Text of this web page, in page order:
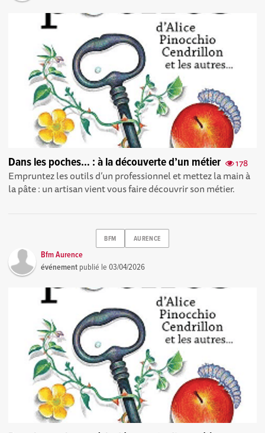
178
Dans les poches… : à la découverte d’un métier
Empruntez les outils d’un professionnel et mettez la main à
la pâte : un artisan vient vous faire découvrir son métier.
BFM AURENCE
Bfm Aurence
événement publié le03/04/2026